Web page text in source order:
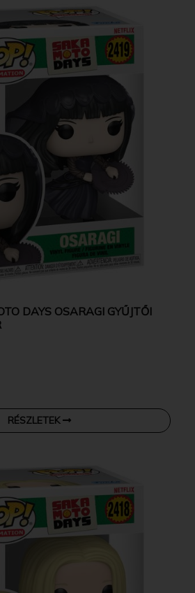
DAYS OSARAGI GYŰJTŐI
RÉSZLETEK